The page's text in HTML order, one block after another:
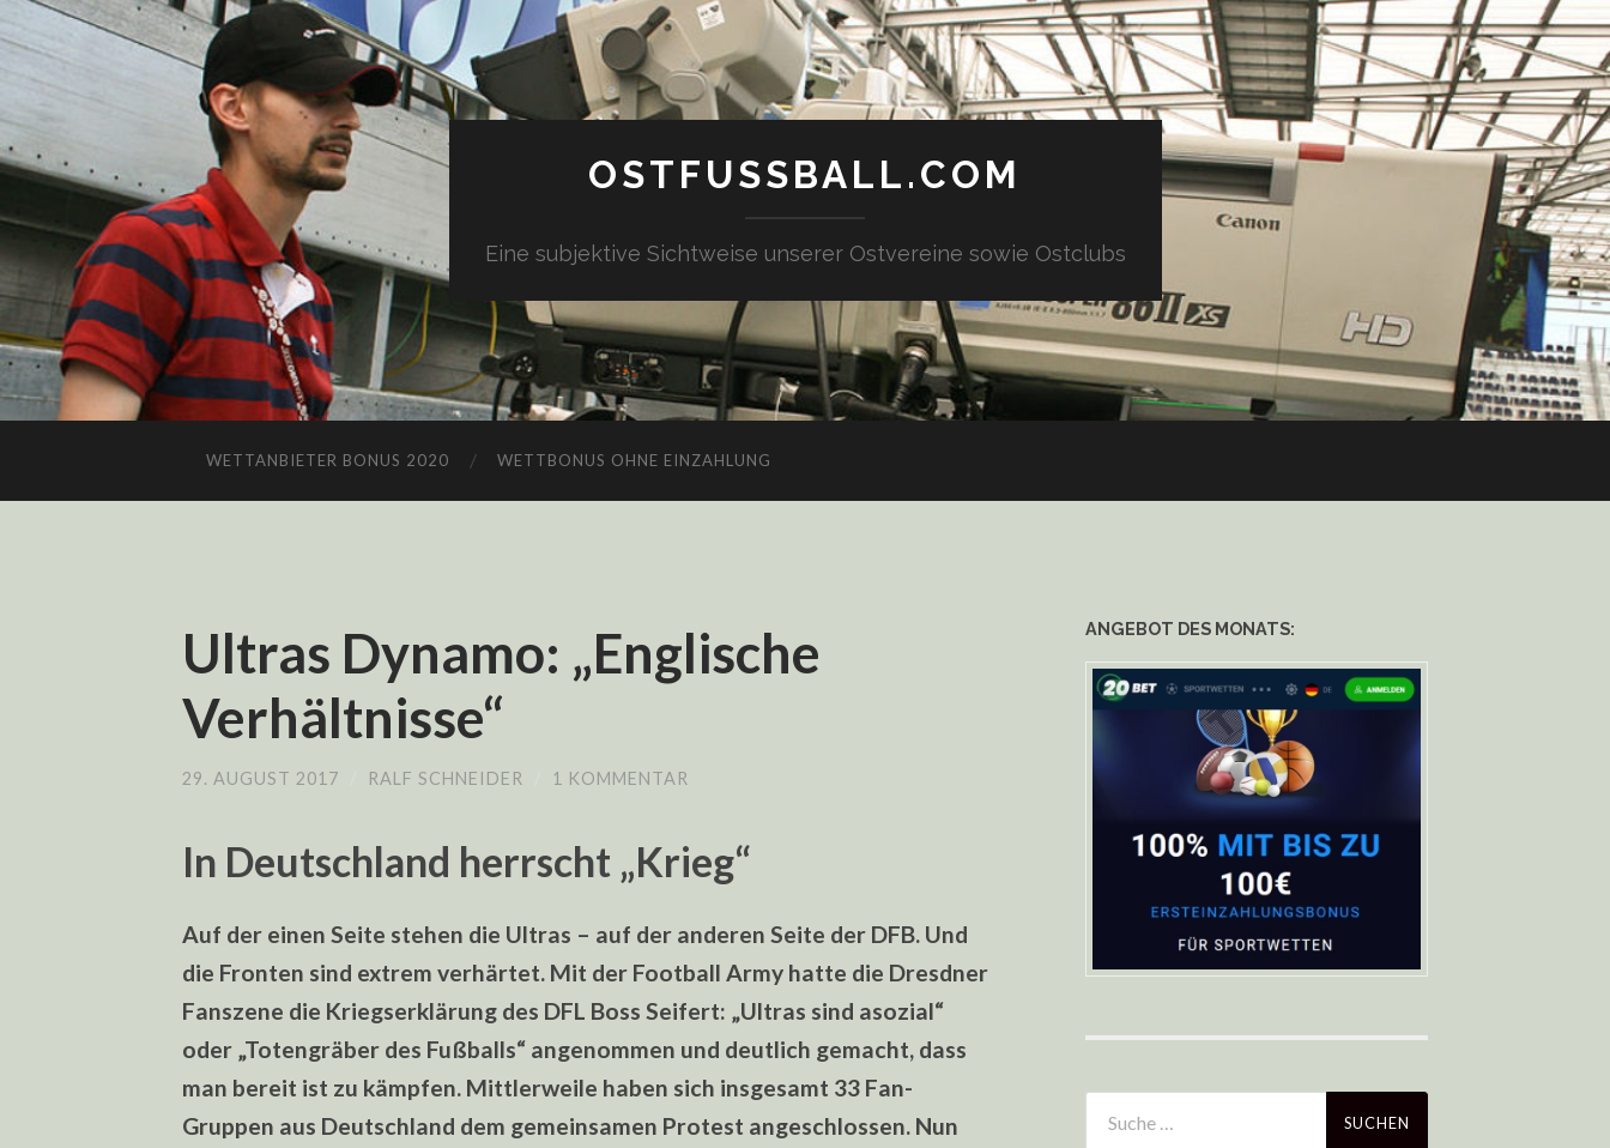
OSTFUSSBALL.COM
Eine subjektive Sichtweise unserer Ostvereine sowie Ostclubs
WETTANBIETER BONUS 2020 WETTBONUS OHNE EINZAHLUNG
Ultras Dynamo: „Englische
Verhältnisse“
29. AUGUST 2017 RALF SCHNEIDER 1 KOMMENTAR
In Deutschland herrscht „Krieg“
Auf der einen Seite stehen die Ultras – auf der anderen Seite der DFB. Und
die Fronten sind extrem verhärtet. Mit der Football Army hatte die Dresdner
Fanszene die Kriegserklärung des DFL Boss Seifert: „Ultras sind asozial“
oder „Totengräber des Fußballs“ angenommen und deutlich gemacht, dass
man bereit ist zu kämpfen. Mittlerweile haben sich insgesamt 33 Fan-
Gruppen aus Deutschland dem gemeinsamen Protest angeschlossen. Nun
ANGEBOT DES MONATS: